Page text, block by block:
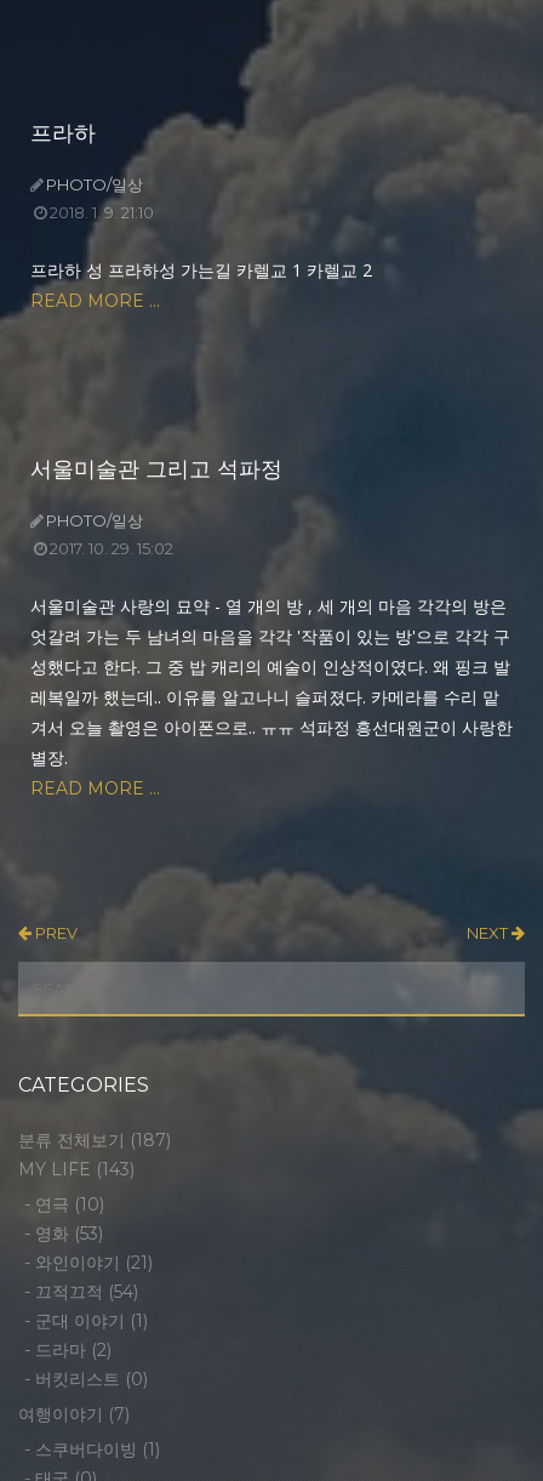
프라하
PHOTO/일상
2018. 1. 9. 21:10
프라하 성 프라하성 가는길 카렐교 1 카렐교 2
READ MORE ...
서울미술관 그리고 석파정
PHOTO/일상
2017. 10. 29. 15:02
서울미술관 사랑의 묘약 - 열 개의 방 , 세 개의 마음 각각의 방은
엇갈려 가는 두 남녀의 마음을 각각 '작품이 있는 방'으로 각각 구
성했다고 한다. 그 중 밥 캐리의 예술이 인상적이였다. 왜 핑크 발
레복일까 했는데.. 이유를 알고나니 슬퍼졌다. 카메라를 수리 맡
겨서 오늘 촬영은 아이폰으로.. ㅠㅠ 석파정 흥선대원군이 사랑한
별장.
READ MORE ...
PREV NEXT
CATEGORIES
분류 전체보기 (187)
MY LIFE (143)
- 연극 (10)
- 영화 (53)
- 와인이야기 (21)
- 끄적끄적 (54)
- 군대 이야기 (1)
- 드라마 (2)
- 버킷리스트 (0)
여행이야기 (7)
- 스쿠버다이빙 (1)